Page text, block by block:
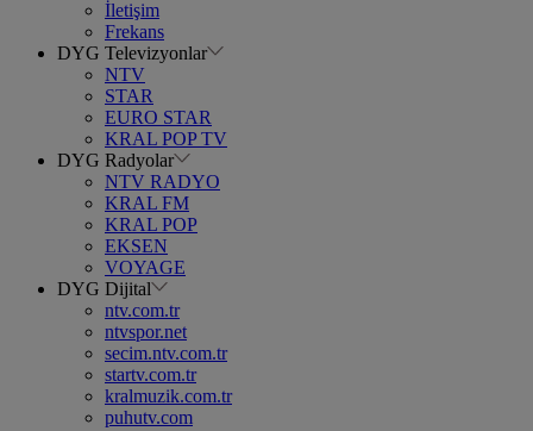
İletişim
Frekans
DYG Televizyonlar
NTV
STAR
EURO STAR
KRAL POP TV
DYG Radyolar
NTV RADYO
KRAL FM
KRAL POP
EKSEN
VOYAGE
DYG Dijital
ntv.com.tr
ntvspor.net
secim.ntv.com.tr
startv.com.tr
kralmuzik.com.tr
puhutv.com